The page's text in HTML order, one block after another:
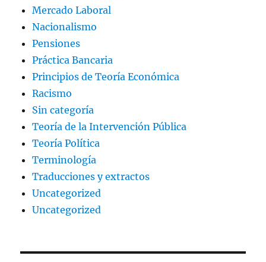
Mercado Laboral
Nacionalismo
Pensiones
Práctica Bancaria
Principios de Teoría Económica
Racismo
Sin categoría
Teoría de la Intervención Pública
Teoría Política
Terminología
Traducciones y extractos
Uncategorized
Uncategorized